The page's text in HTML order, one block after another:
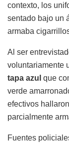
contexto, los
sentado bajo un
armaba
Al ser
voluntariamente
tapa azul que
verde
efectivos hallaron
parcialmente
Fuentes